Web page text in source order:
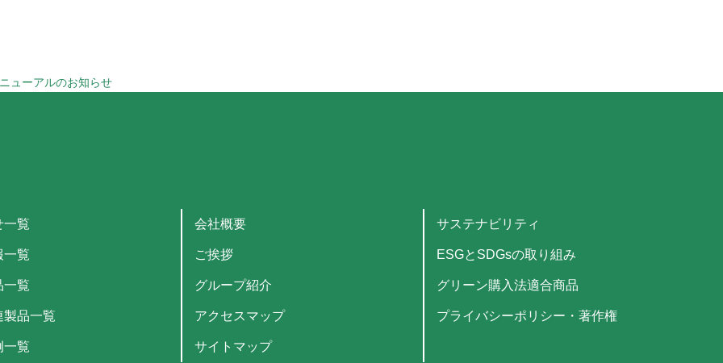
ューアルのお知らせ
一覧
一覧
一覧
製品一覧
一覧
会社概要
ご挨拶
グループ紹介
アクセスマップ
サイトマップ
サステナビリティ
ESGとSDGsの取り組み
グリーン購入法適合商品
プライバシーポリシー・著作権